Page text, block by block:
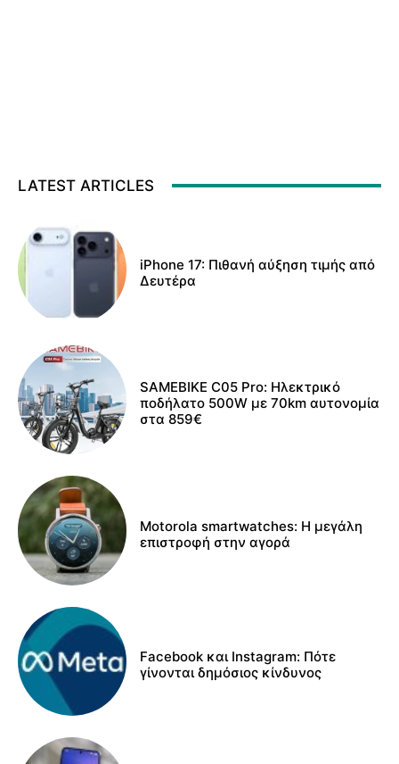
LATEST ARTICLES
iPhone 17: Πιθανή αύξηση τιμής από
Δευτέρα
SAMEBIKE C05 Pro: Ηλεκτρικό
ποδήλατο 500W με 70km αυτονομία
στα 859€
Motorola smartwatches: Η μεγάλη
επιστροφή στην αγορά
Facebook και Instagram: Πότε
γίνονται δημόσιος κίνδυνος